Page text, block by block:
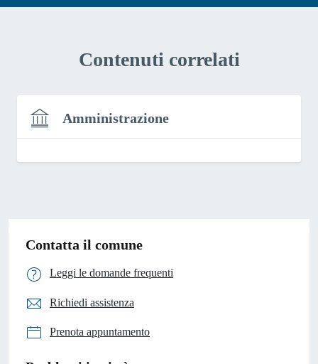
Contenuti correlati
Amministrazione
Contatta il comune
Leggi le domande frequenti
Richiedi assistenza
Prenota appuntamento